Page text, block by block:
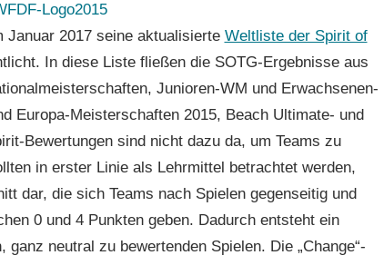
2017 seine aktualisierte Weltliste der Spirit of
In diese Liste fließen die SOTG-Ergebnisse aus
Junioren-WM und Erwachsenen-
Europa-Meisterschaften 2015, Beach Ultimate- und
Bewertungen sind nicht dazu da, um Teams zu
in erster Linie als Lehrmittel betrachtet werden,
dar, die sich Teams nach Spielen gegenseitig und
0 und 4 Punkten geben. Dadurch entsteht ein
neutral zu bewertenden Spielen. Die „Change“-